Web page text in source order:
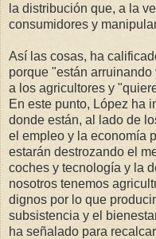
la distribución que, a la
consumidores y
Así las cosas, ha
porque "están
a los agricultores y
En este punto, López ha
donde están, al lado de
el empleo y la economía
estarán destrozando el
coches y tecnología y la
nosotros tenemos
dignos por lo que
subsistencia y el
ha señalado para